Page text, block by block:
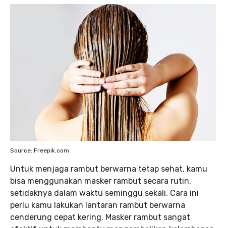
Source: Freepik.com
Untuk menjaga rambut berwarna tetap sehat, kamu
bisa menggunakan masker rambut secara rutin,
setidaknya dalam waktu seminggu sekali. Cara ini
perlu kamu lakukan lantaran rambut berwarna
cenderung cepat kering. Masker rambut sangat